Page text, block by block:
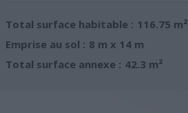
Total surface habitable : 116.75 m²
Emprise au sol : 8 m x 14 m
Total surface annexe : 42.3 m²